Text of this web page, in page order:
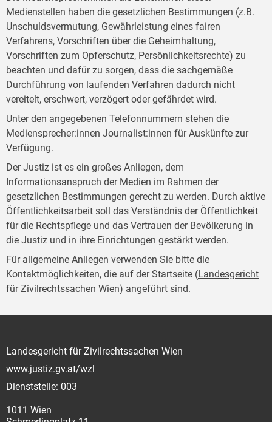
Medienstellen haben die gesetzlichen Bestimmungen (z.B.
Unschuldsvermutung, Gewährleistung eines fairen
Verfahrens, Vorschriften über die Geheimhaltung,
Vorschriften zum Opferschutz, Persönlichkeitsrechte) zu
beachten und dafür zu sorgen, dass die sachgemäße
Durchführung von laufenden Verfahren dadurch nicht
vereitelt, erschwert, verzögert oder gefährdet wird.
Unter den angegebenen Telefonnummern stehen die
Mediensprecher:innen Journalist:innen für Auskünfte zur
Verfügung.
Der Justiz ist es ein großes Anliegen, dem
Informationsanspruch der Medien im Rahmen der
gesetzlichen Bestimmungen gerecht zu werden. Durch aktive
Öffentlichkeitsarbeit soll das Verständnis der Öffentlichkeit
für die Rechtspflege und das Vertrauen der Bevölkerung in
die Justiz und in ihre Einrichtungen gestärkt werden.
Für allgemeine Anliegen verwenden Sie bitte die
Kontaktmöglichkeiten, die auf der Startseite (Landesgericht
für Zivilrechtssachen Wien) angeführt sind.
Landesgericht für Zivilrechtssachen Wien
www.justiz.gv.at/wzl
Dienststelle: 003
1011 Wien